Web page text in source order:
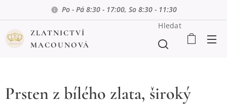
Po - Pá 8:30 - 17:00, So 8:30 - 11:30
ZLATNICTVÍ
MACOUNOVÁ
Hledat
Prsten z bílého zlata, široký